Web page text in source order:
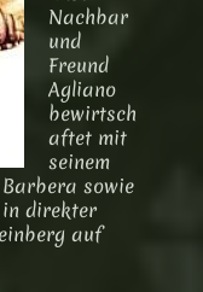
Nachbar
und
Freund
Agliano
bewirtsch
aftet mit
seinem
sowie
in direkter
auf